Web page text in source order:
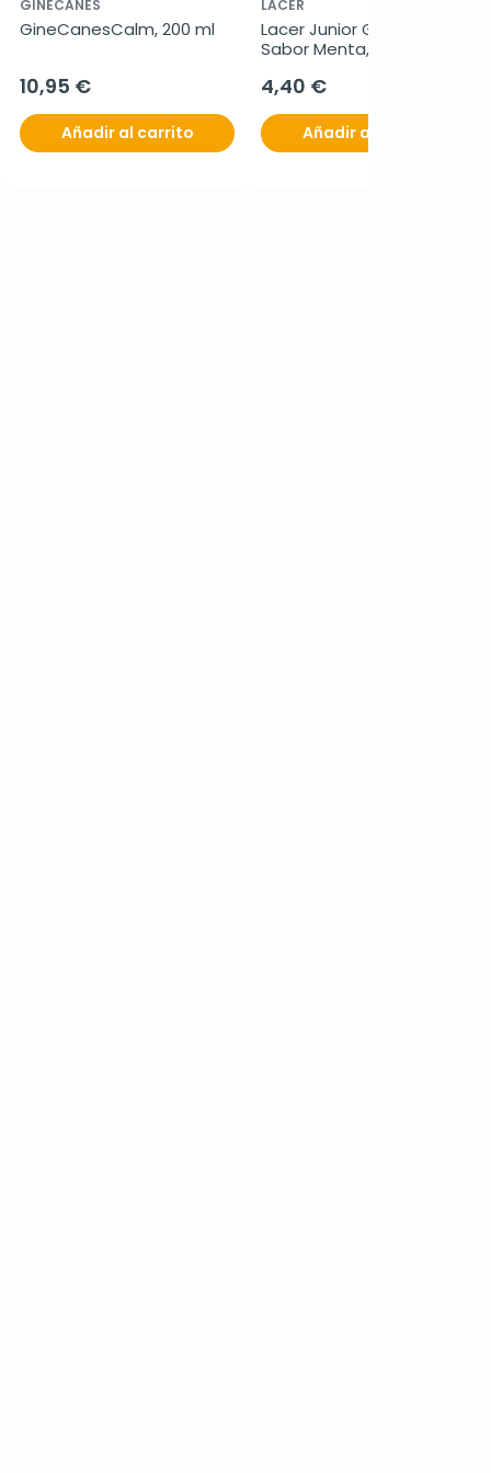
GINECANES
GineCanesCalm, 200 ml
10,95 €
Añadir al carrito
LACER
Lacer Junior Gel Dental
Sabor Menta, 75ml
4,40 €
Añadir al carrito